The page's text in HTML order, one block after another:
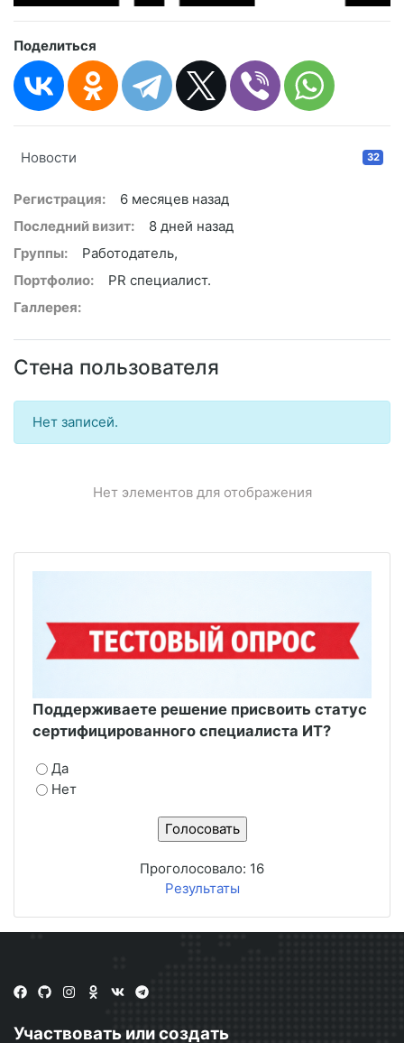
Поделиться
Новости 32
Регистрация:
6 месяцев назад
Последний визит:
8 дней назад
Группы:
Работодатель,
Портфолио:
PR специалист.
Галлерея:
Стена пользователя
Нет записей.
Нет элементов для отображения
Поддерживаете решение присвоить статус
сертифицированного специалиста ИТ?
Да
Нет
Проголосовало: 16
Результаты
Участвовать или создать